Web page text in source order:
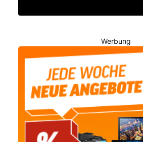
Werbung